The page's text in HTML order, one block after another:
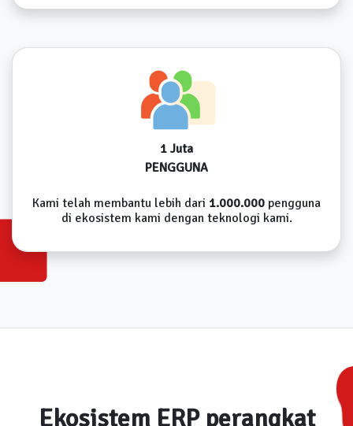
1 Juta
PENGGUNA
Kami telah membantu lebih dari 1.000.000 pengguna
di ekosistem kami dengan teknologi kami.
Ekosistem ERP perangkat